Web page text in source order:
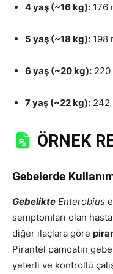
4 yaş (~16 kg): 176
5 yaş (~18 kg): 198
6 yaş (~20 kg):
7 yaş (~22 kg): 242
ÖRNEK
Gebelerde
Gebelikte Enterobius
semptomları olan
diğer ilaçlara göre
Pirantel pamoatın
yeterli ve kontrollü